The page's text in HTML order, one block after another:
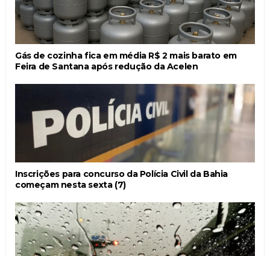
Gás de cozinha fica em média R$ 2 mais barato em
Feira de Santana após redução da Acelen
Inscrições para concurso da Polícia Civil da Bahia
começam nesta sexta (7)